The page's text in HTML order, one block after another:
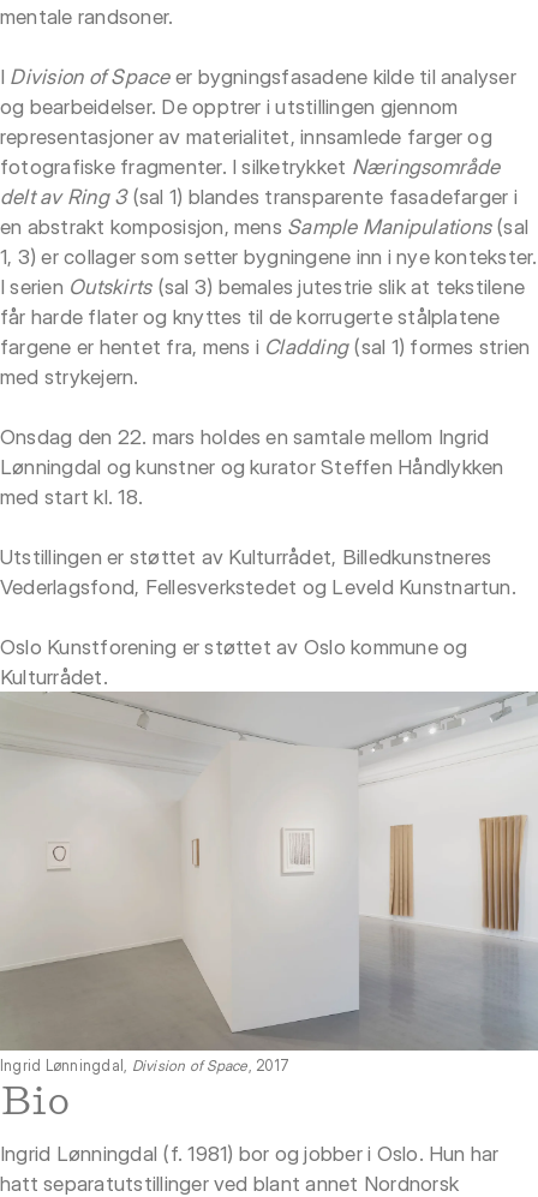
mentale randsoner.
I Division of Spaceer bygningsfasadene kilde til analyser
og bearbeidelser. De opptrer i utstillingen gjennom
representasjoner av materialitet, innsamlede farger og
fotografiske fragmenter. I silketrykket Næringsområde
delt av Ring 3(sal 1) blandes transparente fasadefarger i
en abstrakt komposisjon, mens Sample Manipulations(sal
1, 3) er collager som setter bygningene inn i nye kontekster.
I serien Outskirts(sal 3) bemales jutestrie slik at tekstilene
får harde flater og knyttes til de korrugerte stålplatene
fargene er hentet fra, mens i Cladding(sal 1) formes strien
med strykejern.
Onsdag den 22. mars holdes en samtale mellom Ingrid
Lønningdal og kunstner og kurator Steffen Håndlykken
med start kl. 18.
Utstillingen er støttet av Kulturrådet, Billedkunstneres
Vederlagsfond, Fellesverkstedet og Leveld Kunstnartun.­
Oslo Kunstforening er støttet av Oslo kommune og
Kulturrådet.
Ingrid Lønningdal, Division of Space , 2017
Bio
Ingrid Lønningdal (f. 1981) bor og jobber i Oslo. Hun har
hatt separatutstillinger ved blant annet Nordnorsk